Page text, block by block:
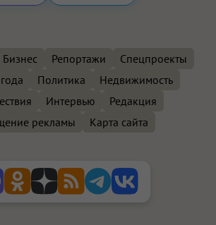
Бизнес Репортажи
Спецпроекты
Политика
Недвижимость
Интервью
Редакция
рекламы
Карта сайта